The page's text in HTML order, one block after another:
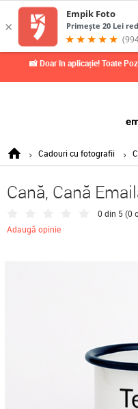
📸 Doar în aplicație! Toate
Cadouri cu fotografii
Cană, Cană
0 din 5 (0
Adaugă opinie